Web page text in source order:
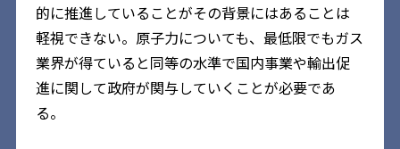
的に推進していることがその背景にはあることは
軽視できない。原子力についても、最低限でもガス
業界が得ていると同等の水準で国内事業や輸出促
進に関して政府が関与していくことが必要であ
る。